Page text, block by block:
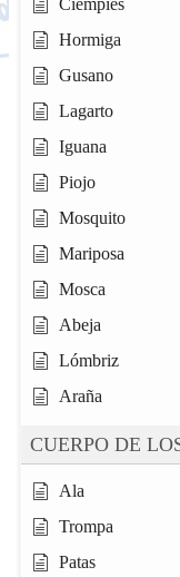
Ciempiés
Hormiga
Gusano
Lagarto
Iguana
Piojo
Mosquito
Mariposa
Mosca
Abeja
Lómbriz
Araña
CUERPO DE
Ala
Trompa
Patas